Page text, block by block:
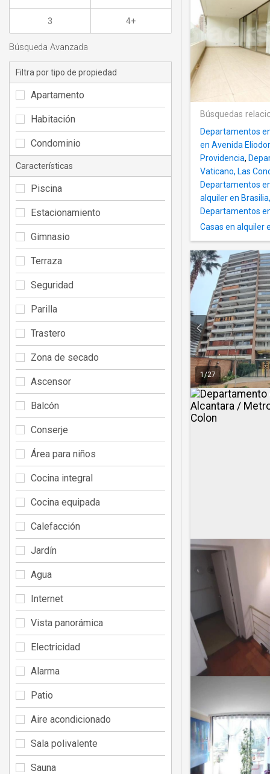
Búsquedas
Departamentos
en Avenida
Providencia,
Vaticano, Las
Departamentos
alquiler en
Departamentos
Casas en alquiler
1/27
3 4+
Búsqueda Avanzada
Filtra por tipo de propiedad
Apartamento
Habitación
Condominio
Características
Piscina
Estacionamiento
Gimnasio
Terraza
Seguridad
Parilla
Trastero
Zona de secado
Ascensor
Balcón
Conserje
Área para niños
Cocina integral
Cocina equipada
Calefacción
Jardín
Agua
Internet
Vista panorámica
Electricidad
Alarma
Patio
Aire acondicionado
Sala polivalente
Sauna